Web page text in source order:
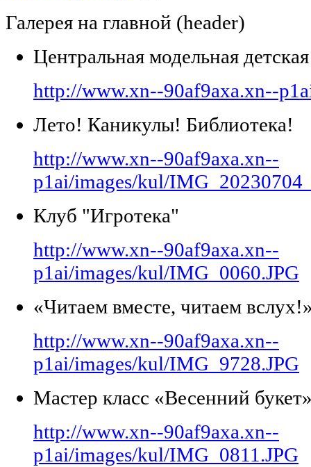
Галерея на главной (header)
Центральная модельная
http://www.xn--90af9axa.xn--
Лето! Каникулы! Библиотека!
http://www.xn--90af9axa.xn--
p1ai/images/kul/
Клуб "Игротека"
http://www.xn--90af9axa.xn--
p1ai/images/kul/IMG_0060.JPG
«Читаем вместе, читаем
http://www.xn--90af9axa.xn--
p1ai/images/kul/IMG_9728.JPG
Мастер класс «Весенний
http://www.xn--90af9axa.xn--
p1ai/images/kul/IMG_0811.JPG